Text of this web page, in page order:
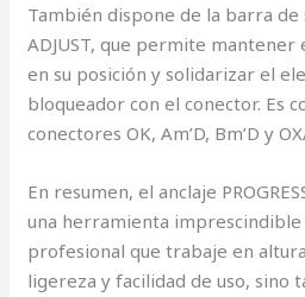
También dispone de la barra de
ADJUST, que permite mantener
en su posición y solidarizar el
bloqueador con el conector. Es
conectores OK, Am’D, Bm’D y
En resumen, el anclaje
una herramienta imprescindible
profesional que trabaje en
ligereza y facilidad de uso, sino